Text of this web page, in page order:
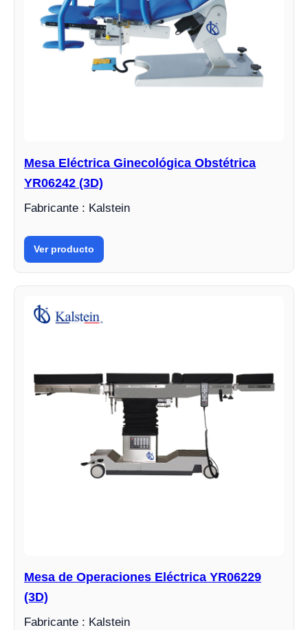
Mesa Eléctrica Ginecológica Obstétrica
YR06242 (3D)
Fabricante : Kalstein
Ver producto
Mesa de Operaciones Eléctrica YR06229
(3D)
Fabricante : Kalstein